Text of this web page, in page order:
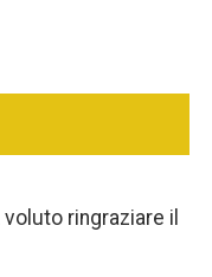
ringraziare il